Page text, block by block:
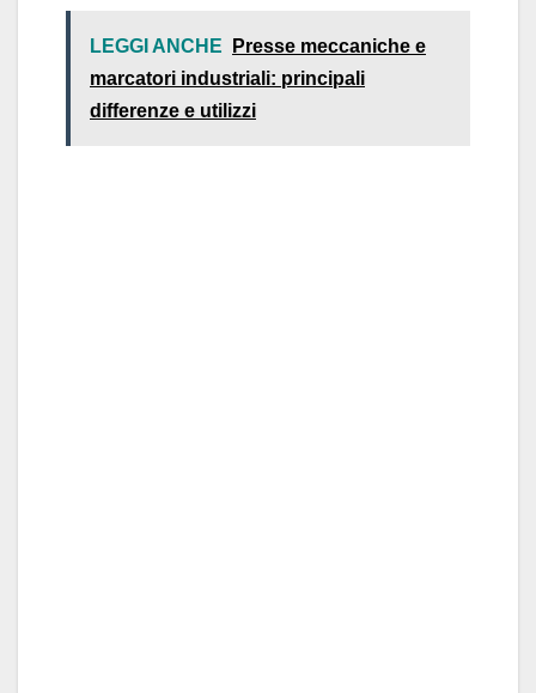
LEGGI ANCHE
Presse meccaniche e
marcatori industriali: principali
differenze e utilizzi